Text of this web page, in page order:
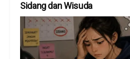
Sidang dan Wisuda